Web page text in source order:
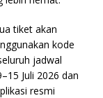
tiket akan
kode
jadwal
Juli 2026 dan
resmi